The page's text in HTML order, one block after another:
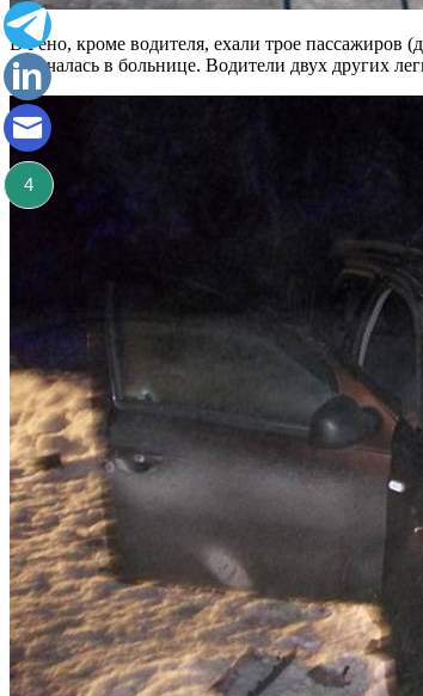
В Рено, кроме водителя, ехали трое пассажиров
скончалась в больнице. Водители двух других
4